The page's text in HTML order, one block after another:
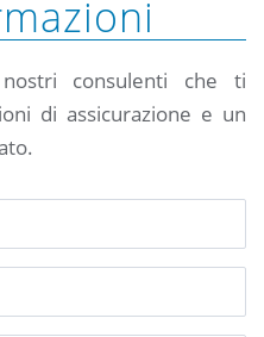
consulenti che ti
di assicurazione e un